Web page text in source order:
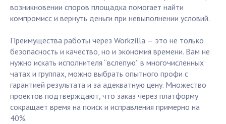
возникновении споров площадка помогает найти
компромисс и вернуть деньги при невыполнении условий.
Преимущества работы через Workzilla — это не только
безопасность и качество, но и экономия времени. Вам не
нужно искать исполнителя “вслепую” в многочисленных
чатах и группах, можно выбрать опытного профи с
гарантией результата и за адекватную цену. Множество
проектов подтверждают, что заказ через платформу
сокращает время на поиск и исправления примерно на
40%.